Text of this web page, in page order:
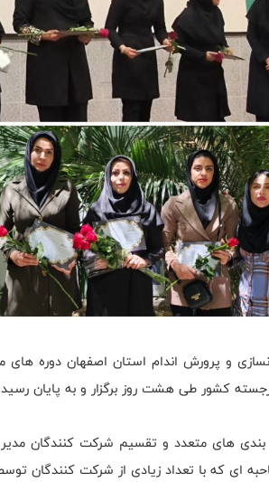
و پرورش اندام استان اصفهان دوره
کشور طی هشت روز برگزار و به پایان
بندی های متعدد و تقسیم شرکت کنندگان
ای که با تعداد زیادی از شرکت کنندگان